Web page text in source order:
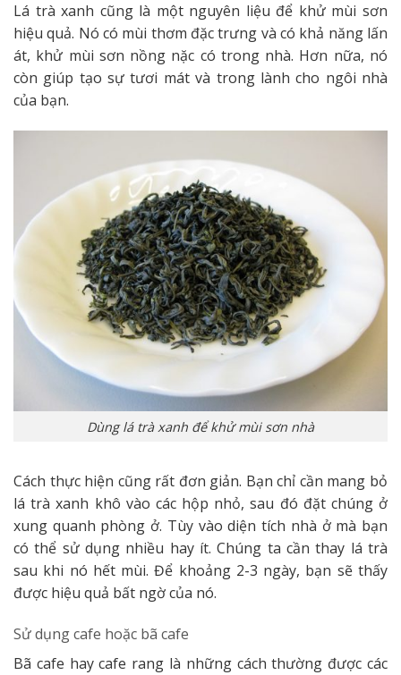
Lá trà xanh cũng là một nguyên liệu để khử mùi sơn
hiệu quả. Nó có mùi thơm đặc trưng và có khả năng lấn
át, khử mùi sơn nồng nặc có trong nhà. Hơn nữa, nó
còn giúp tạo sự tươi mát và trong lành cho ngôi nhà
của bạn.
Dùng lá trà xanh để khử mùi sơn nhà
Cách thực hiện cũng rất đơn giản. Bạn chỉ cần mang bỏ
lá trà xanh khô vào các hộp nhỏ, sau đó đặt chúng ở
xung quanh phòng ở. Tùy vào diện tích nhà ở mà bạn
có thể sử dụng nhiều hay ít. Chúng ta cần thay lá trà
sau khi nó hết mùi. Để khoảng 2-3 ngày, bạn sẽ thấy
được hiệu quả bất ngờ của nó.
Sử dụng cafe hoặc bã cafe
Bã cafe hay cafe rang là những cách thường được các